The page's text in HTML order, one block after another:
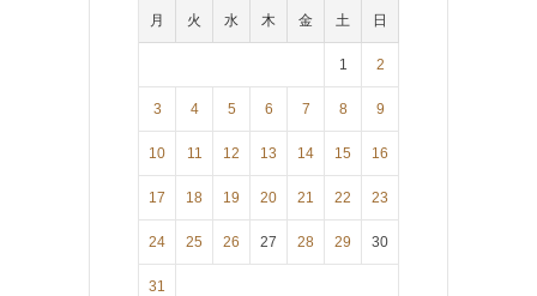
月 火 水 木 金 土 日
1 2
3 4 5 6 7 8 9
10 11 12 13 14 15 16
17 18 19 20 21 22 23
24 25 26 27 28 29 30
31